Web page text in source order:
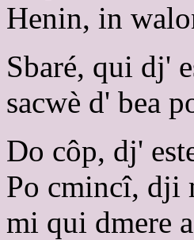
Henin, in
Sbaré, qui dj'
sacwè d' bea
Do côp, dj'
Po cmincî, dji
mi qui dmere